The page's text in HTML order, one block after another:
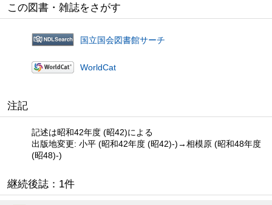
この図書・雑誌をさがす
国立国会図書館サーチ
WorldCat
注記
記述は昭和42年度 (昭42)による
出版地変更: 小平 (昭和42年度 (昭42)-)→相模原 (昭和48年度
(昭48)-)
継続後誌：1件